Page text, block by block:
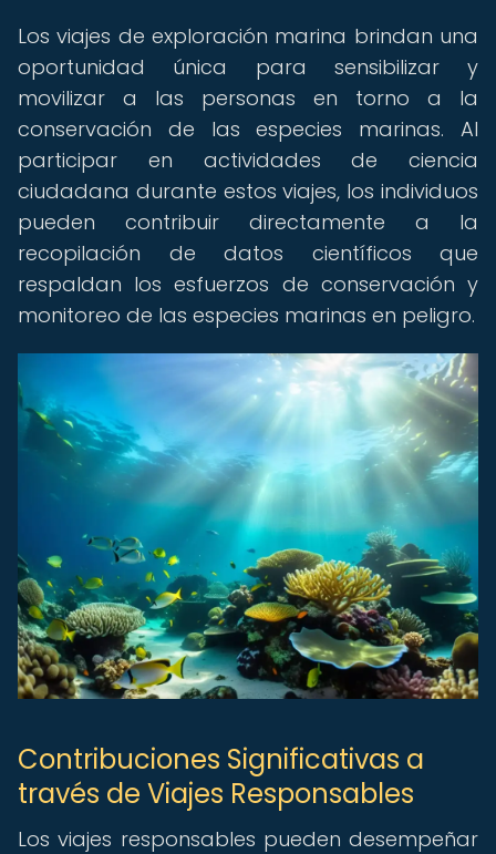
Los viajes de exploración marina brindan una
oportunidad única para sensibilizar y
movilizar a las personas en torno a la
conservación de las especies marinas. Al
participar en actividades de ciencia
ciudadana durante estos viajes, los individuos
pueden contribuir directamente a la
recopilación de datos científicos que
respaldan los esfuerzos de conservación y
monitoreo de las especies marinas en peligro.
Contribuciones Significativas a
través de Viajes Responsables
Los viajes responsables pueden desempeñar